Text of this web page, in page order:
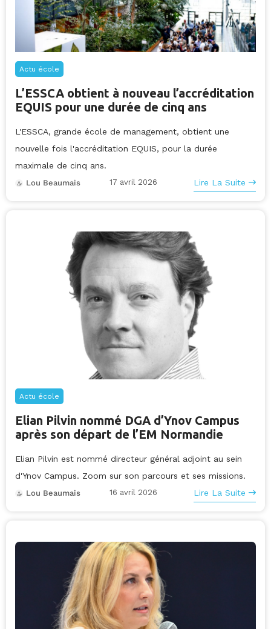
Actu école
L’ESSCA obtient à nouveau l’accréditation
EQUIS pour une durée de cinq ans
L'ESSCA, grande école de management, obtient une
nouvelle fois l'accréditation EQUIS, pour la durée
maximale de cinq ans.
Lou Beaumais 17 avril 2026 Lire La Suite
Actu école
Elian Pilvin nommé DGA d’Ynov Campus
après son départ de l’EM Normandie
Elian Pilvin est nommé directeur général adjoint au sein
d'Ynov Campus. Zoom sur son parcours et ses missions.
Lou Beaumais 16 avril 2026 Lire La Suite